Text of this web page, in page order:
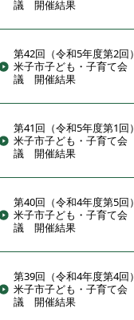
議 開催結果
第42回（令和5年度第2回）
米子市子ども・子育て会
議 開催結果
第41回（令和5年度第1回）
米子市子ども・子育て会
議 開催結果
第40回（令和4年度第5回）
米子市子ども・子育て会
議 開催結果
第39回（令和4年度第4回）
米子市子ども・子育て会
議 開催結果